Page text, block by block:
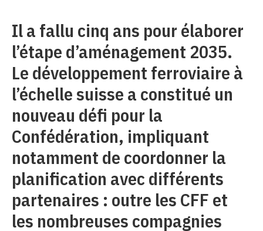
Il a fallu cinq ans pour élaborer
l’étape d’aménagement 2035.
Le développement ferroviaire à
l’échelle suisse a constitué un
nouveau défi pour la
Confédération, impliquant
notamment de coordonner la
planification avec différents
partenaires : outre les CFF et
les nombreuses compagnies